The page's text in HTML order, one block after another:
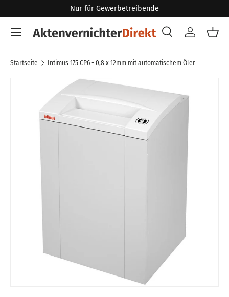
Direkt zum Inhalt
Nur für Gewerbetreibende
Suchen
Art
SucheKonto
Menü
Startseite Intimus 175 CP6 - 0,8 x 12mm mit automatischem Öler
Zu Produktinformationen springen